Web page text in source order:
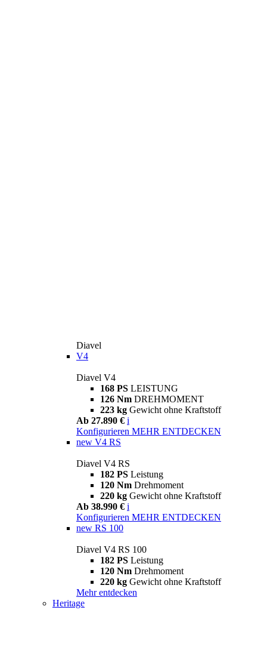
Diavel
V4
Diavel V4
168 PS LEISTUNG
126 Nm DREHMOMENT
223 kg Gewicht ohne Kraftstoff
Ab 27.890 € i
Konfigurieren MEHR ENTDECKEN
new V4 RS
Diavel V4 RS
182 PS Leistung
120 Nm Drehmoment
220 kg Gewicht ohne Kraftstoff
Ab 38.990 € i
Konfigurieren MEHR ENTDECKEN
new RS 100
Diavel V4 RS 100
182 PS Leistung
120 Nm Drehmoment
220 kg Gewicht ohne Kraftstoff
Mehr entdecken
Heritage